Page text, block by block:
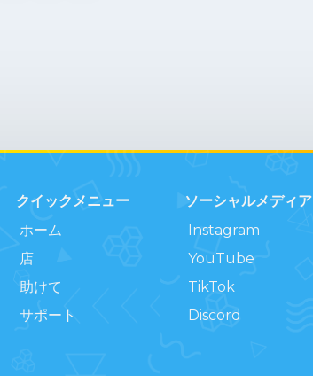
クイックメニュー
ホーム
店
助けて
サポート
ソーシャルメディア
Instagram
YouTube
TikTok
Discord